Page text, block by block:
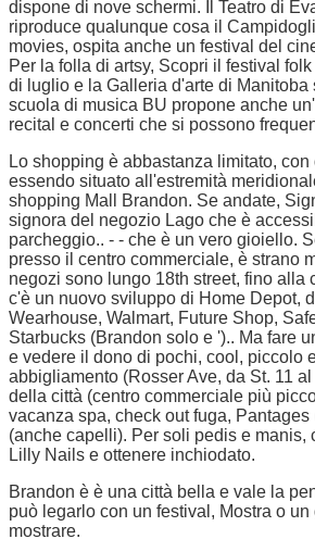
dispone di nove schermi. Il Teatro di
riproduce qualunque cosa il
movies, ospita anche un festival del
Per la folla di artsy, Scopri il festival
di luglio e la Galleria d'arte di Manitoba
scuola di musica BU propone anche
recital e concerti che si possono
Lo shopping è abbastanza limitato,
essendo situato all'estremità
shopping Mall Brandon. Se andate,
signora del negozio Lago che è
parcheggio.. - - che è un vero gioiello.
presso il centro commerciale, è strano
negozi sono lungo 18th street, fino alla
c'è un nuovo sviluppo di Home Depot,
Wearhouse, Walmart, Future Shop,
Starbucks (Brandon solo e ').. Ma fare
e vedere il dono di pochi, cool, piccolo
abbigliamento (Rosser Ave, da St. 11
della città (centro commerciale più
vacanza spa, check out fuga,
(anche capelli). Per soli pedis e manis,
Lilly Nails e ottenere inchiodato.
Brandon è è una città bella e vale la
può legarlo con un festival, Mostra o
mostrare.